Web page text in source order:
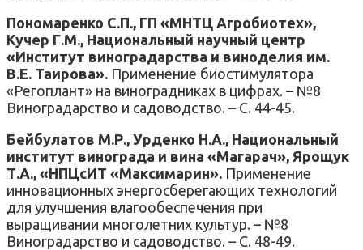
Пономаренко С.П., ГП «МНТЦ Агробиотех»,
Кучер Г.М., Национальный научный центр
«Институт виноградарства и виноделия им.
В.Е. Таирова». Применение биостимулятора
«Регоплант» на виноградниках в цифрах. – №8
Виноградарство и садоводство. – С. 44-45.
Бейбулатов М.Р., Урденко Н.А., Национальный
институт винограда и вина «Магарач», Ярощук
Т.А., «НПЦсИТ «Максимарин». Применение
инновационных энергосберегающих технологий
для улучшения влагообеспечения при
выращивании многолетних культур. – №8
Виноградарство и садоводство. – С. 48-49.